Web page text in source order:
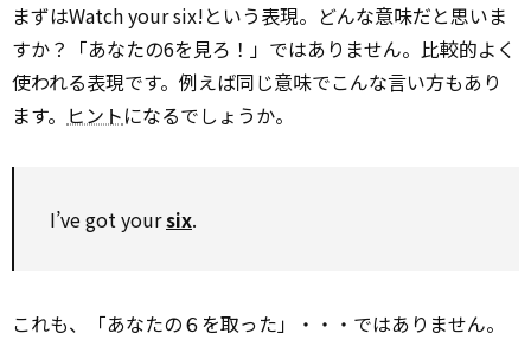
まずはWatch your six!という表現。どんな意味だと思いま
すか？「あなたの6を見ろ！」ではありません。比較的よく
使われる表現です。例えば同じ意味でこんな言い方もあり
ます。 ヒントになるでしょうか。
I’ve got yoursix.
これも、「あなたの６を取った」・・・ではありません。